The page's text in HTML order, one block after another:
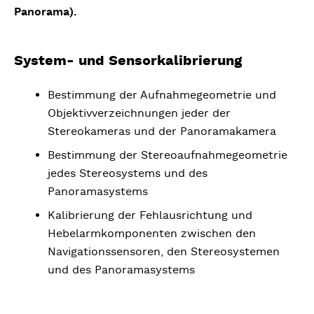
Panorama).
System- und Sensorkalibrierung
Bestimmung der Aufnahmegeometrie und
Objektivverzeichnungen jeder der
Stereokameras und der Panoramakamera
Bestimmung der Stereoaufnahmegeometrie
jedes Stereosystems und des
Panoramasystems
Kalibrierung der Fehlausrichtung und
Hebelarmkomponenten zwischen den
Navigationssensoren, den Stereosystemen
und des Panoramasystems